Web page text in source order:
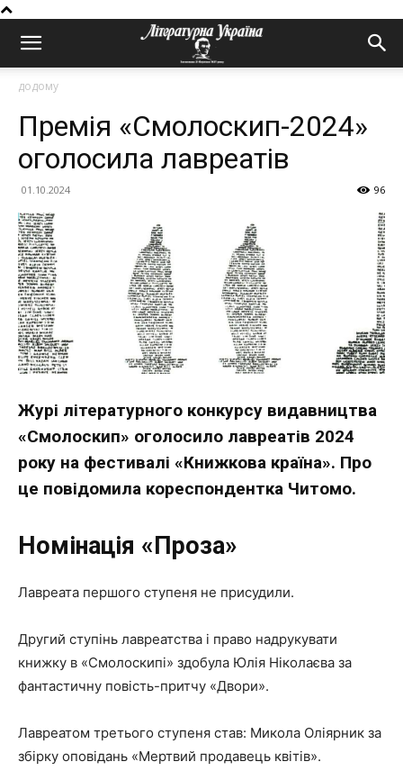
додому
Премія «Смолоскип-2024»
оголосила лавреатів
01.10.2024 96
Журі літературного конкурсу видавництва
«Смолоскип» оголосило лавреатів 2024
року на фестивалі «Книжкова країна». Про
це повідомила кореспондентка Читомо.
Номінація «Проза»
Лавреата першого ступеня не присудили.
Другий ступінь лавреатства і право надрукувати
книжку в «Смолоскипі» здобула Юлія Ніколаєва за
фантастичну повість-притчу «Двори».
Лавреатом третього ступеня став: Микола Оліярник за
збірку оповідань «Мертвий продавець квітів».